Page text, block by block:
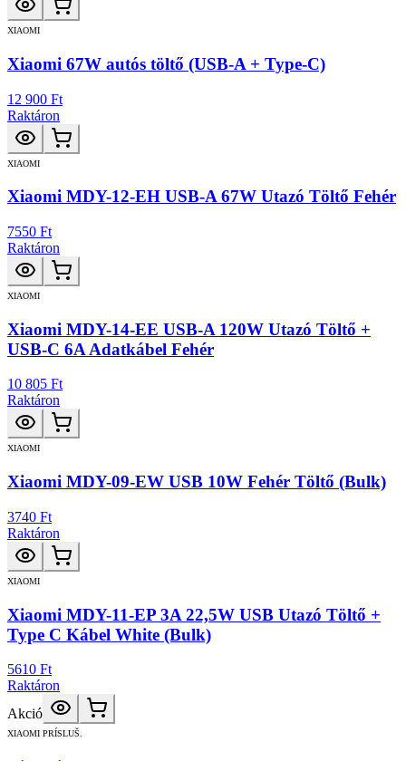
XIAOMI
Xiaomi 67W autós töltő (USB-A + Type-C)
12 900 Ft
Raktáron
XIAOMI
Xiaomi MDY-12-EH USB-A 67W Utazó Töltő Fehér
7550 Ft
Raktáron
XIAOMI
Xiaomi MDY-14-EE USB-A 120W Utazó Töltő +
USB-C 6A Adatkábel Fehér
10 805 Ft
Raktáron
XIAOMI
Xiaomi MDY-09-EW USB 10W Fehér Töltő (Bulk)
3740 Ft
Raktáron
XIAOMI
Xiaomi MDY-11-EP 3A 22,5W USB Utazó Töltő +
Type C Kábel White (Bulk)
5610 Ft
Raktáron
Akció
XIAOMI PRÍSLUŠ.